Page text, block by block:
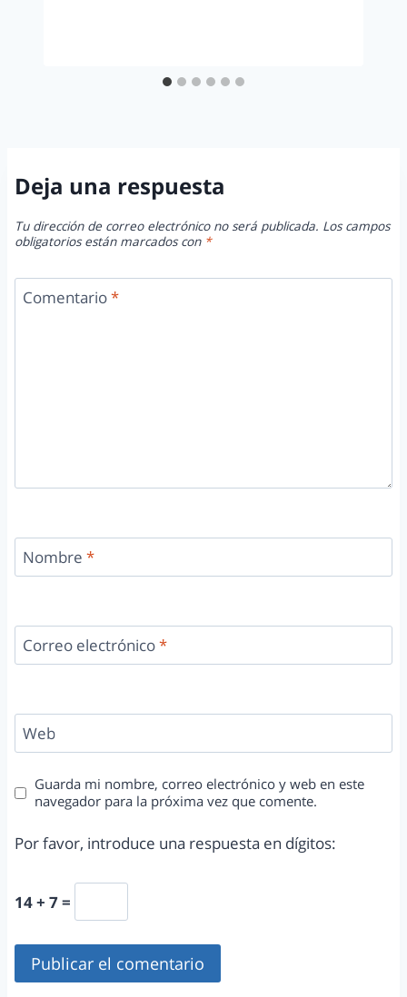
Deja una respuesta
Tu dirección de correo electrónico no será publicada. Los campos
obligatorios están marcados con *
Comentario*
Nombre *
Correo electrónico*
Web
Guarda mi nombre, correo electrónico y web en este
navegador para la próxima vez que comente.
Por favor, introduce una respuesta en dígitos:
14 + 7 =